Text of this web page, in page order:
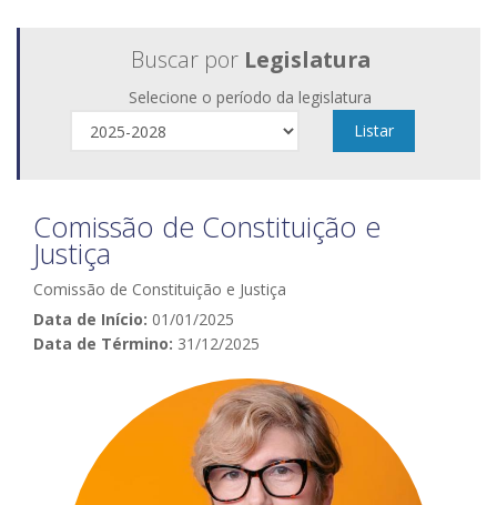
Buscar por Legislatura
Selecione o período da legislatura
Listar
Comissão de Constituição e
Justiça
Comissão de Constituição e Justiça
Data de Início: 01/01/2025
Data de Término: 31/12/2025